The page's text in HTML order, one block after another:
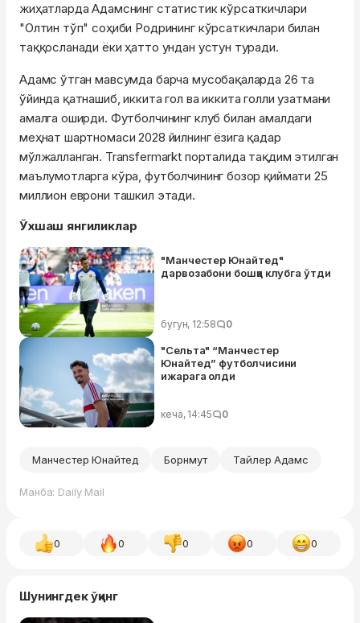
жиҳатларда Адамснинг статистик кўрсаткичлари
"Олтин тўп" соҳиби Родрининг кўрсаткичлари билан
таққосланади ёки ҳатто ундан устун туради.
Адамс ўтган мавсумда барча мусобақаларда 26 та
ўйинда қатнашиб, иккита гол ва иккита голли узатмани
амалга оширди. Футболчининг клуб билан амалдаги
меҳнат шартномаси 2028 йилнинг ёзига қадар
мўлжалланган. Transfermarkt порталида тақдим этилган
маълумотларга кўра, футболчининг бозор қиймати 25
миллион еврони ташкил этади.
Ўхшаш янгиликлар
"Манчестер Юнайтед"
дарвозабони бошқа клубга ўтди
бугун, 12:58 0
"Сельта" “Манчестер
Юнайтед” футболчисини
ижарага олди
кеча, 14:45 0
Манчестер Юнайтед Борнмут Тайлер Адамс
Манба: Daily Mail
0 0 0 0 0
Шунингдек ўқинг